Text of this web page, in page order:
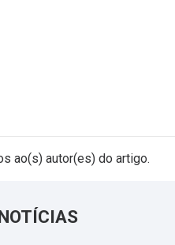
ao(s) autor(es) do artigo.